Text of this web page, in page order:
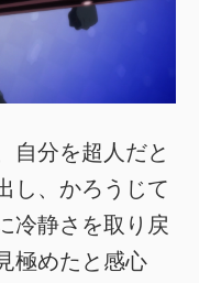
自分を超人だと
し、かろうじて
冷静さを取り戻
極めたと感心